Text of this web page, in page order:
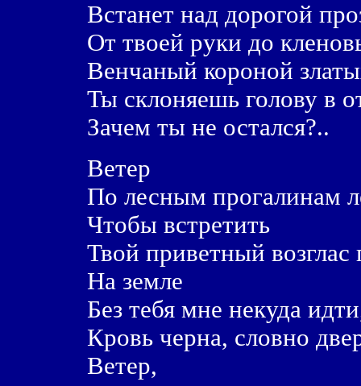
Встанет над дорогой
От твоей руки до
Венчаный короной
Ты склоняешь голову в
Зачем ты не остался?..
Ветер
По лесным прогалинам
Чтобы встретить
Твой приветный возглас
На земле
Без тебя мне некуда
Кровь черна, словно
Ветер,